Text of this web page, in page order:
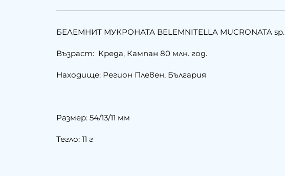
БЕЛЕМНИТ МУКРОНАТА BELEMNITELLA MUCRONATA sp.
Възраст: Креда, Кампан 80 млн. год.
Находище: Регион Плевен, България
Размер: 54/13/11 мм
Тегло: 11 г